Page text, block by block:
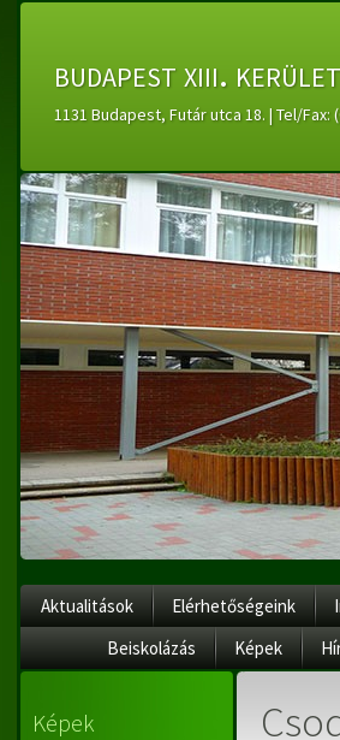
budapest xiii.
1131 Budapest, Futár utca 18. | Tel/
Aktualitások Elérhetőségeink
Beiskolázás
Képek
Képek